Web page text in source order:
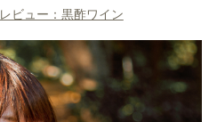
レビュー：黒酢ワイン